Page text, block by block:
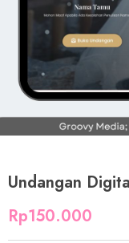
Undangan
Rp150.000